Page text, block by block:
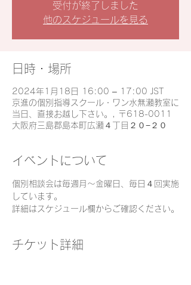
受付が終了しました
他のスケジュールを見る
日時・場所
2024年1月18日 16:00 – 17:00 JST
京進の個別指導スクール・ワン水無瀬教室に
当日、直接お越し下さい。, 〒618-0011
大阪府三島郡島本町広瀬４丁目２０−２０
イベントについて
個別相談会は毎週月～金曜日、毎日４回実施
しています。
詳細はスケジュール欄からご確認ください。
チケット詳細